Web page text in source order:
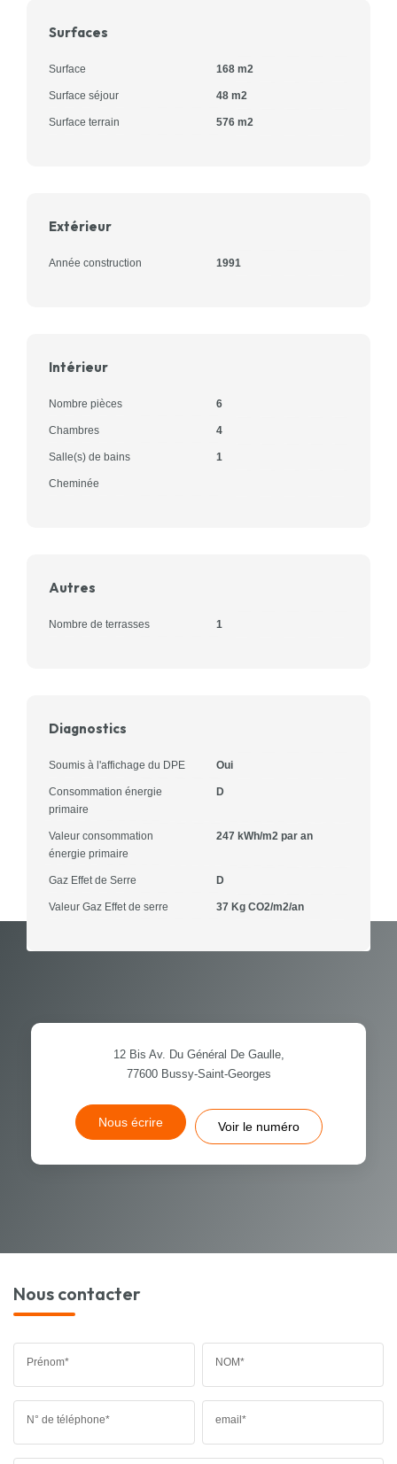
Surfaces
Surface 168 m2
Surface séjour 48 m2
Surface terrain 576 m2
Extérieur
Année construction 1991
Intérieur
Nombre pièces 6
Chambres 4
Salle(s) de bains 1
Cheminée
Autres
Nombre de terrasses 1
Diagnostics
Soumis à l'affichage du DPE Oui
Consommation énergie
primaire
D
Valeur consommation
énergie primaire
247 kWh/m2 par an
Gaz Effet de Serre D
Valeur Gaz Effet de serre 37 Kg CO2/m2/an
12 Bis Av. Du Général De Gaulle,
77600 Bussy-Saint-Georges
Nous écrire Voir le numéro
Nous contacter
Prénom* NOM*
N° de téléphone* email*